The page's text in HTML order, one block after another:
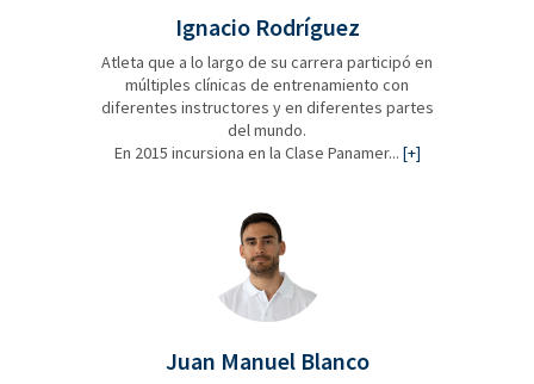
Ignacio Rodríguez
Atleta que a lo largo de su carrera participó en
múltiples clínicas de entrenamiento con
diferentes instructores y en diferentes partes
del mundo.
En 2015 incursiona en la Clase Panamer... [+]
Juan Manuel Blanco